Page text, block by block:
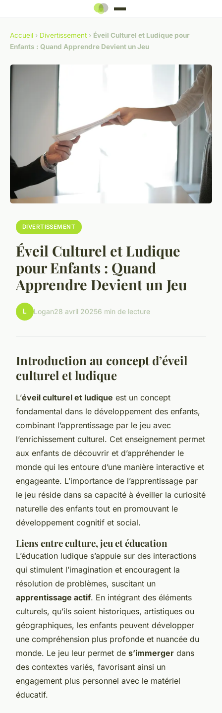
Accueil › Divertissement › Éveil Culturel et Ludique pour
Enfants : Quand Apprendre Devient un Jeu
DIVERTISSEMENT
Éveil Culturel et Ludique
pour Enfants : Quand
Apprendre Devient un Jeu
L Logan28 avril 20256 min de lecture
Introduction au concept d’éveil
culturel et ludique
L’éveil culturel et ludique est un concept
fondamental dans le développement des enfants,
combinant l’apprentissage par le jeu avec
l’enrichissement culturel. Cet enseignement permet
aux enfants de découvrir et d’appréhender le
monde qui les entoure d’une manière interactive et
engageante. L’importance de l’apprentissage par
le jeu réside dans sa capacité à éveiller la curiosité
naturelle des enfants tout en promouvant le
développement cognitif et social.
Liens entre culture, jeu et éducation
L’éducation ludique s’appuie sur des interactions
qui stimulent l’imagination et encouragent la
résolution de problèmes, suscitant un
apprentissage actif. En intégrant des éléments
culturels, qu’ils soient historiques, artistiques ou
géographiques, les enfants peuvent développer
une compréhension plus profonde et nuancée du
monde. Le jeu leur permet de s’immerger dans
des contextes variés, favorisant ainsi un
engagement plus personnel avec le matériel
éducatif.